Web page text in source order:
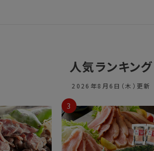
人気ランキング
2026年8月6日（木）更新
3